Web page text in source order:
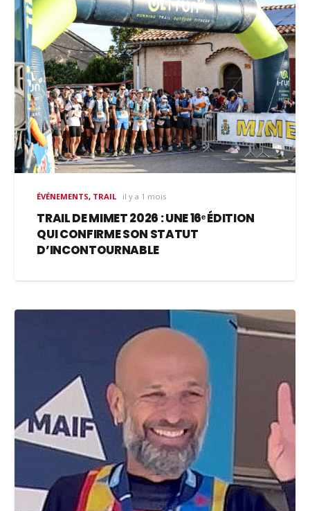
ÉVÉNEMENTS, TRAIL il y a 1 mois
TRAIL DE MIMET 2026 : UNE 16ᵉ ÉDITION
QUI CONFIRME SON STATUT
D’INCONTOURNABLE